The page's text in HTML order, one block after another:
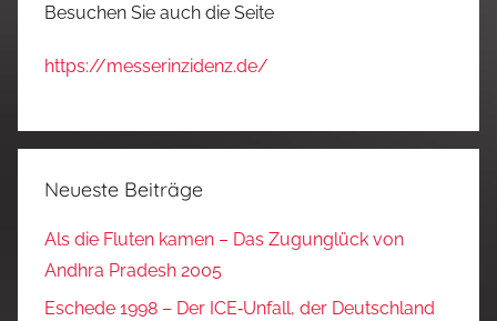
Besuchen Sie auch die Seite
https://messerinzidenz.de/
Neueste Beiträge
Als die Fluten kamen – Das Zugunglück von
Andhra Pradesh 2005
Eschede 1998 – Der ICE‑Unfall, der Deutschland